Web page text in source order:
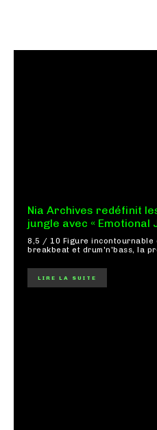
Nia Archives redéfinit
jungle avec « Emotional
8,5 / 10 Figure incontournable du renouveau de la scène
breakbeat et drum'n'bass, la
LIRE LA SUITE